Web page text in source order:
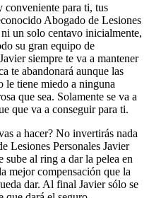
conveniente para ti, tus
Abogado de Lesiones
un solo centavo inicialmente,
su gran equipo de
siempre te va a mantener
te abandonará aunque las
le tiene miedo a ninguna
que sea. Solamente se va a
que va a conseguir para ti.
a hacer? No invertirás nada
Lesiones Personales Javier
sube al ring a dar la pelea en
mejor compensación que la
dar. Al final Javier sólo se